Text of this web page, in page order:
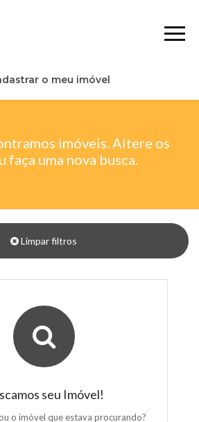
o meu imóvel
imóveis. Altere os
faça uma nova busca.
Limpar filtros
seu Imóvel!
o imóvel que estava procurando?